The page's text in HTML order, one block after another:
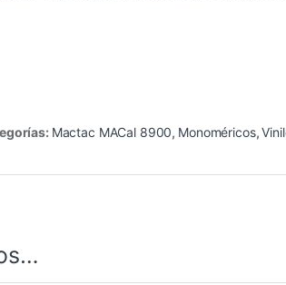
Mactac MACal 8900, Monoméricos,